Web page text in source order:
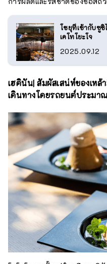
โชยุที่เข้ากับซูชิ
เคโทโยะโจ
2025.09.12
เฮคินัน| สัมผัสเสน่ห์ของเหล้
เดินทางโดยรถยนต์ประมา